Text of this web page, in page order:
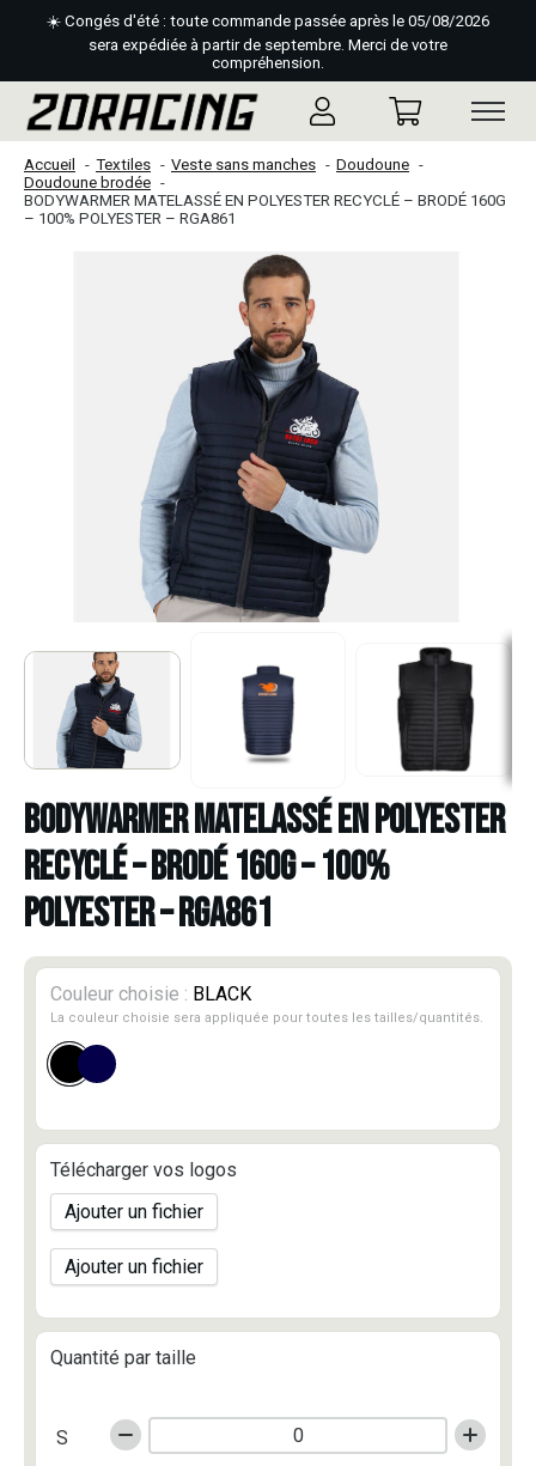
☀️ Congés d'été : toute commande passée après le 05/08/2026
sera expédiée à partir de septembre. Merci de votre
compréhension.
Accueil Textiles Veste sans manches
Doudoune
Doudoune brodée
BODYWARMER MATELASSÉ EN POLYESTER RECYCLÉ – BRODÉ 160G
– 100% POLYESTER – RGA861
BODYWARMER MATELASSÉ EN POLYESTER
RECYCLÉ – BRODÉ 160G – 100%
POLYESTER – RGA861
Couleur choisie : BLACK
La couleur choisie sera appliquée pour toutes les tailles/quantités.
Télécharger vos logos
Ajouter un fichier
Ajouter un fichier
Quantité par taille
S